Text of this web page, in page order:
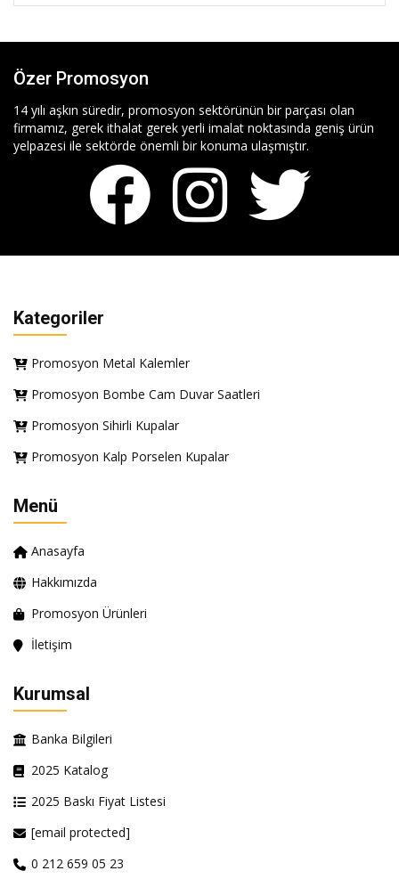
Özer Promosyon
14 yılı aşkın süredir, promosyon sektörünün bir parçası olan
firmamız, gerek ithalat gerek yerli imalat noktasında geniş ürün
yelpazesi ile sektörde önemli bir konuma ulaşmıştır.
Kategoriler
Promosyon Metal Kalemler
Promosyon Bombe Cam Duvar Saatleri
Promosyon Sihirli Kupalar
Promosyon Kalp Porselen Kupalar
Menü
Anasayfa
Hakkımızda
Promosyon Ürünleri
İletişim
Kurumsal
Banka Bilgileri
2025 Katalog
2025 Baskı Fiyat Listesi
[email protected]
0 212 659 05 23